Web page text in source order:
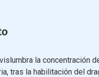
la concentración
tras la habilitación del